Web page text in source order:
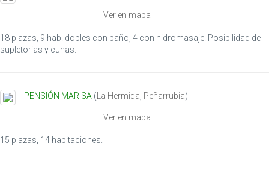
Ver en mapa
18 plazas, 9 hab. dobles con baño, 4 con hidromasaje. Posibilidad de
supletorias y cunas.
PENSIÓN MARISA (La Hermida, Peñarrubia)
Ver en mapa
15 plazas, 14 habitaciones.